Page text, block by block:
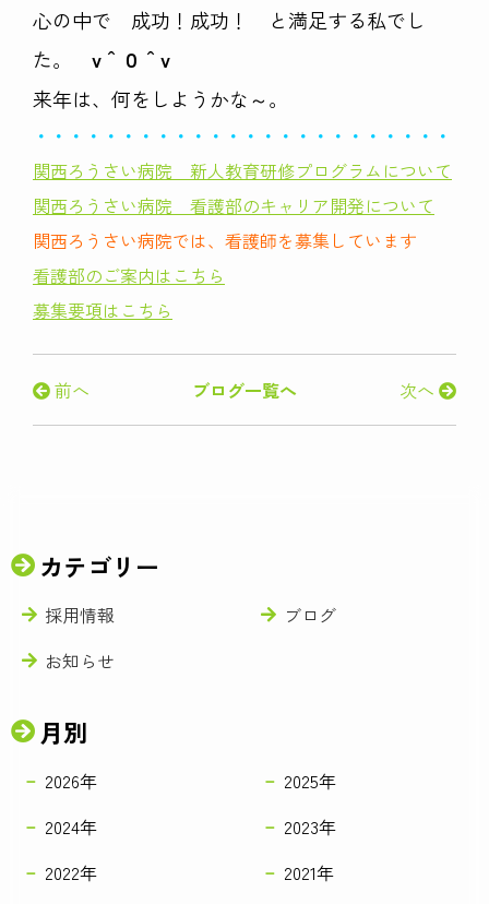
心の中で 成功！成功！ と満足する私でし
た。 v＾０＾v
来年は、何をしようかな～。
・・・・・・・・・・・・・・・・・・・・・・・・・
関西ろうさい病院 新人教育研修プログラム について
関西ろうさい病院 看護部のキャリア開発について
関西ろうさい病院では、看護師を募集しています
看護部のご案内はこちら
募集要項はこちら
前へ 次へ
ブログ一覧へ
カテゴリー
採用情報
ブログ
お知らせ
月別
2026年
2025年
2024年
2023年
2022年
2021年